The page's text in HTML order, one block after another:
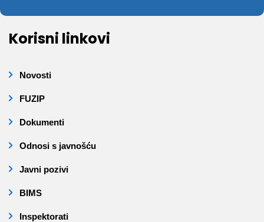
Korisni linkovi
Novosti
FUZIP
Dokumenti
Odnosi s javnošću
Javni pozivi
BIMS
Inspektorati